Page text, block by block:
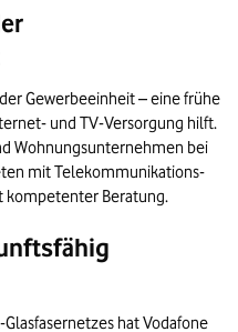
Gewerbeeinheit – eine frühe
und TV-Versorgung hilft.
Wohnungsunternehmen bei
mit Telekommunikations-
kompetenter Beratung.
hat Vodafone